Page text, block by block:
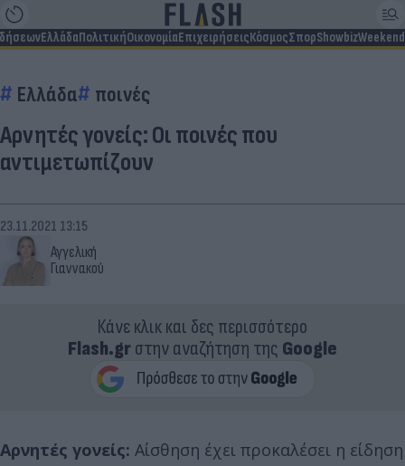
ΕλλάδαΠολιτικήΟικονομίαΕπιχειρήσειςΚόσμοςΣπορShowbizWeekend
Ελλάδα ποινές
Αρνητές γονείς: Οι ποινές που
αντιμετωπίζουν
Αγγελική
Γιαννακού
23.11.2021 13:15
Κάνε κλικ και δες περισσότερο
Flash.grστην αναζήτηση της Google
Αρνητές γονείς: Αίσθηση έχει προκαλέσει η είδηση